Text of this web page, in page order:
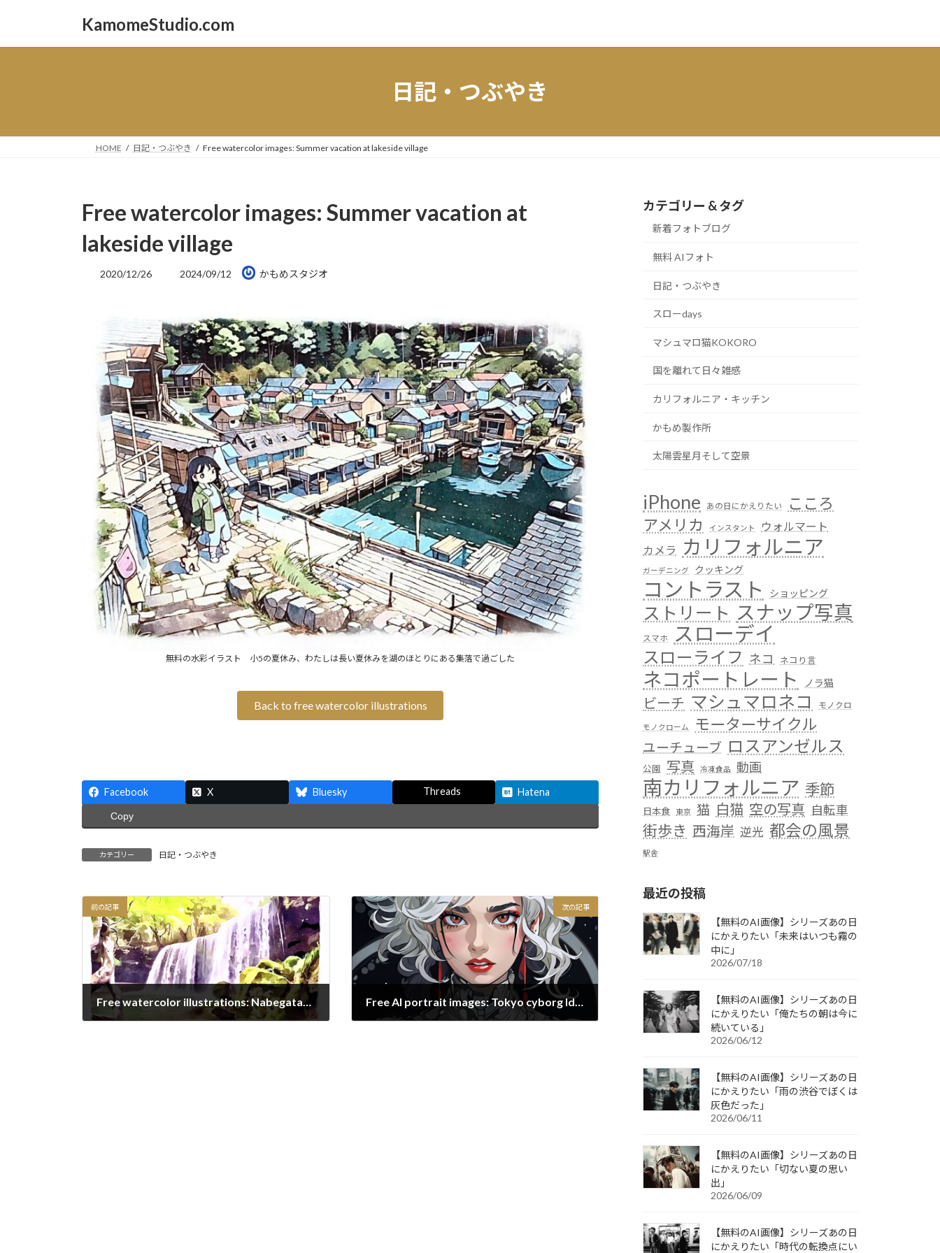
KamomeStudio.com
日記・つぶやき
HOME 日記・つぶやき Free watercolor images: Summer vacation at lakeside village
Free watercolor images: Summer vacation at
lakeside village
2020/12/26
最
日
時
:
2024/09/12 かもめスタジオ
無料の水彩イラスト 小5の夏休み、わたしは長い夏休みを湖のほとりにある集落で過ごした
Back to free watercolor illustrations
Facebook X Bluesky Threads Hatena
Copy
カテゴリー 日記・つぶやき
前の記事
Free watercolor illustrations: Nabegataki Ogunimachi Kumamoto, JAPAN
次の記事
Free AI portrait images: Tokyo cyborg Idol RENA
カテゴリー & タグ
新着フォトブログ
無料 AIフォト
日記・つぶやき
スローdays
マシュマロ猫KOKORO
国を離れて日々雑感
カリフォルニア・キッチン
かもめ製作所
太陽雲星月そして空景
iPhone あの日にかえりたい
こころ
アメリカ
インスタント
ウォルマート
カメラ
カリフォルニア
ガーデニング クッキング
コントラスト ショッピング
ストリート スナップ写真
スマホ スローデイ
スローライフ ネコ ネコり言
ネコポートレート ノラ猫
ビーチ マシュマロネコ モノクロ
モノクローム モーターサイクル
ユーチューブ ロスアンゼルス
公園 写真 冷凍食品 動画
南カリフォルニア 季節
日本食 東京 猫 白猫 空の写真 自転車
街歩き 西海岸 逆光 都会の風景
駅舎
最近の投稿
【無料のAI画像】シリーズあの日
にかえりたい「未来はいつも霧の
中に」
2026/07/18
【無料のAI画像】シリーズあの日
にかえりたい「俺たちの朝は今に
続いている」
2026/06/12
【無料のAI画像】シリーズあの日
にかえりたい「雨の渋谷でぼくは
灰色だった」
2026/06/11
【無料のAI画像】シリーズあの日
にかえりたい「切ない夏の思い
出」
2026/06/09
【無料のAI画像】シリーズあの日
にかえりたい「時代の転換点にい